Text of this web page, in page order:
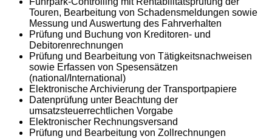
Touren, Bearbeitung von Schadensmeldungen sowie
Messung und Auswertung des Fahrverhalten
Prüfung und Buchung von Kreditoren- und
Debitorenrechnungen
Prüfung und Bearbeitung von Tätigkeitsnachweisen
sowie Erfassen von Spesensätzen
(national/International)
Elektronische Archivierung der Transportpapiere
Datenprüfung unter Beachtung der
umsatzsteuerrechtlichen Vorgabe
Elektronischer Rechnungsversand
Prüfung und Bearbeitung von Zollrechnungen